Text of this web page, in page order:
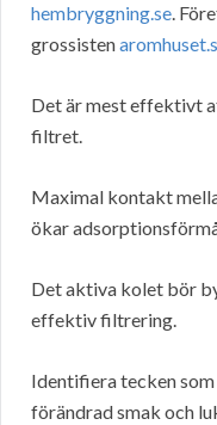
hembryggning.se.
grossisten
Det är mest effektivt
filtret.
Maximal kontakt
ökar
Det aktiva kolet bör
effektiv filtrering.
Identifiera tecken
förändrad smak och